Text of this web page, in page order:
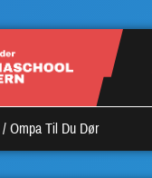
/ Ompa Til Du Dør